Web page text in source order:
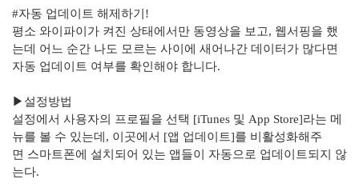
#자동 업데이트 해제하기 !
평소 와이파이가 켜진 상태에서만 동영상을 보고, 웹서핑을 했
는데 어느 순간 나도 모르는 사이에 새어나간 데이터가 많다면
자동 업데이트 여부를 확인해야 합니다.
▶ 설정방법
설정에서 사용자의
프로필을 선택 [iTunes 및 App Store]라는 메
뉴를 볼 수 있는데 , 이곳에서 [앱 업데이트]를 비활성화해주
면 스마트폰에 설치되어 있는 앱들이
자동으로 업데이트되지 않
는다.